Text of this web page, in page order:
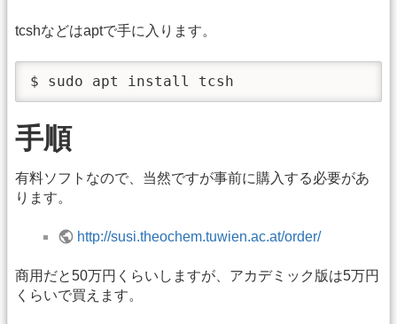
tcshなどはaptで手に入ります。
$ sudo apt install tcsh
手順
有料ソフトなので、当然ですが事前に購入する必要があ
ります。
http://susi.theochem.tuwien.ac.at/order/
商用だと50万円くらいしますが、アカデミック版は5万円
くらいで買えます。